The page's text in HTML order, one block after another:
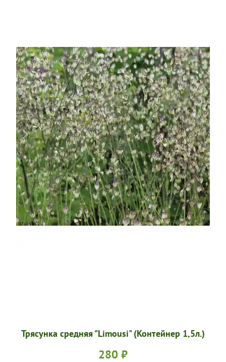
УСЛОВИЯ РАБОТЫ
КОНТАКТЫ
Трясунка средняя "Limousi" (Контейнер 1,5л.)
280 ₽